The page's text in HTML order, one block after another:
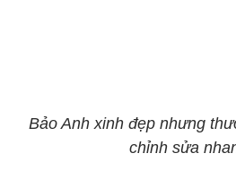
Bảo Anh xinh đẹp nhưng
chỉnh sửa